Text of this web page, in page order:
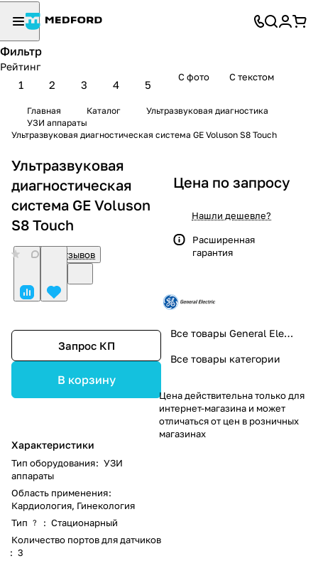
Фильтр
Рейтинг
1 2 3 4 5
С фото С текстом
Главная Каталог
Ультразвуковая диагностика
УЗИ аппараты
Ультразвуковая диагностическая система GE Voluson S8 Touch
Ультразвуковая
диагностическая
система GE Voluson
S8 Touch
Нет отзывов
Запрос КП
В корзину
Характеристики
Тип оборудования: УЗИ
аппараты
Область применения:
Кардиология, Гинекология
Тип
? : Стационарный
Количество портов для датчиков
: 3
Цена по запросу
Нашли дешевле?
Расширенная
гарантия
Все товары General Electric
Все товары категории
Цена действительна только для
интернет-магазина и может
отличаться от цен в розничных
магазинах